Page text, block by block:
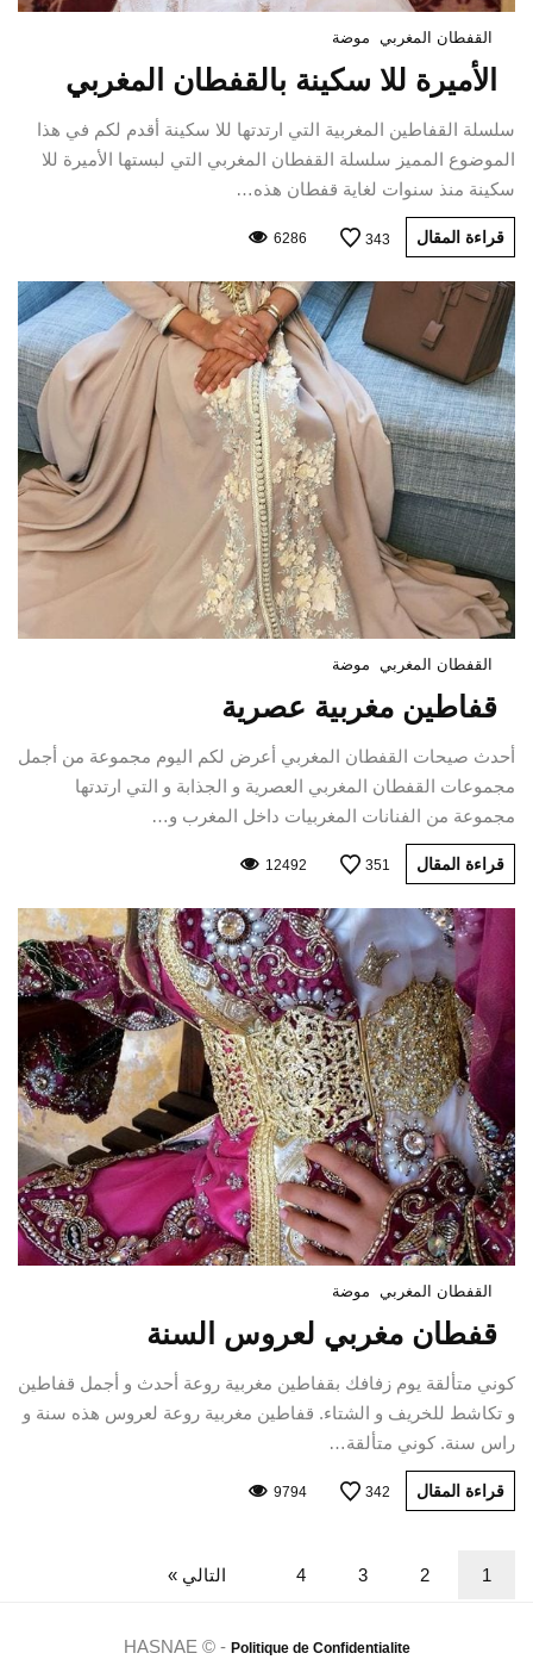
القفطان المغربي موضة
الأميرة للا سكينة بالقفطان المغربي
سلسلة القفاطين المغربية التي ارتدتها للا سكينة أقدم لكم في هذا
الموضوع المميز سلسلة القفطان المغربي التي لبستها الأميرة للا
سكينة منذ سنوات لغاية قفطان هذه…
قراءة المقال 343
6286
القفطان المغربي موضة
قفاطين مغربية عصرية
أحدث صيحات القفطان المغربي أعرض لكم اليوم مجموعة من أجمل
مجموعات القفطان المغربي العصرية و الجذابة و التي ارتدتها
مجموعة من الفنانات المغربيات داخل المغرب و…
قراءة المقال 351
12492
القفطان المغربي موضة
قفطان مغربي لعروس السنة
كوني متألقة يوم زفافك بقفاطين مغربية روعة أحدث و أجمل قفاطين
و تكاشط للخريف و الشتاء. قفاطين مغربية روعة لعروس هذه سنة و
راس سنة. كوني متألقة…
قراءة المقال 342
9794
1
2
3
4 التالي »
HASNAE © - Politique de Confidentialite